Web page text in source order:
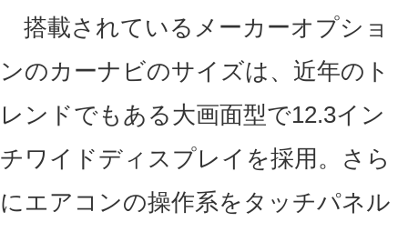
搭載されているメーカーオプショ
ンのカーナビのサイズは、近年のト
レンドでもある大画面型で12.3イン
チワイドディスプレイを採用。さら
にエアコンの操作系をタッチパネル